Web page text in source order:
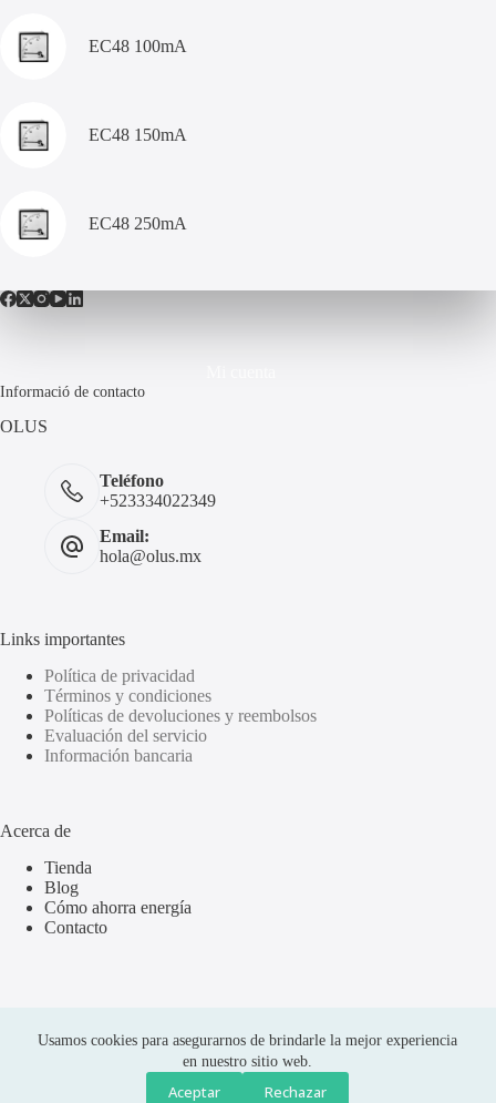
Usamos cookies para asegurarnos de brindarle la mejor experiencia
en nuestro sitio web.
Aceptar Rechazar
EC48 100mA
EC48 150mA
EC48 250mA
Informació de contacto
OLUS
Teléfono
+523334022349
Email:
hola@olus.mx
Links importantes
Política de privacidad
Términos y condiciones
Políticas de devoluciones y reembolsos
Evaluación del servicio
Información bancaria
Acerca de
Tienda
Blog
Cómo ahorra energía
Contacto